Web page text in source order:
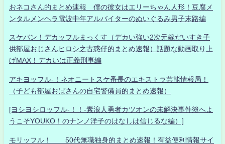
おネコさん的まとめ速報 僕の彼女はエリーちゃん人形！豆腐メ
ンタルメンヘラ電波中年アルバイターのぬいぐるみ男子末路編
スケバン！デカッフルまっくす（デカい強い2次元嫁だいすき子
供部屋おじさんヒロシ之古惑仔的まとめ速報）話題な動画取り上
げMAX！デカいは正義刑事編
アキヨッフル-！ネオニートスケ番長のエキストラ芸能情報局！
（子ども部屋おばさんの自宅警備員的まとめ速報）
[ヨシヨシロッフル-！！-素浪人勇者カツオンの未解決事件簿へよ
うこそYOUKO！のナンノ洋子のはなしは信じるな編）]
モリッフル！ 50代無職独身的まとめ速報！有益便利情報サイ